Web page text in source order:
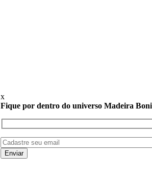
x
Fique por dentro do universo Madeira